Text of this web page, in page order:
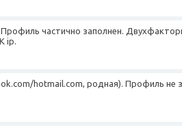
частично заполнен.
ip.
hotmail.com, родная). Профиль не